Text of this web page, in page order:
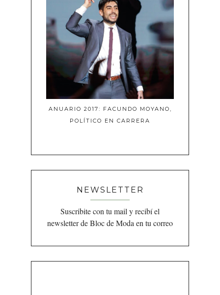
ANUARIO 2017: FACUNDO MOYANO,
POLÍTICO EN CARRERA
NEWSLETTER
Suscribite con tu mail y recibí el
newsletter de Bloc de Moda en tu correo